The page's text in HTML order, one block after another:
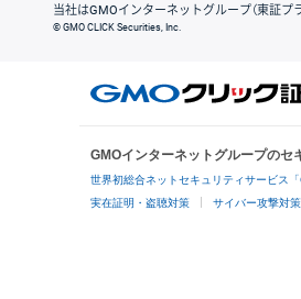
当社はGMOインターネットグループ（東証プ
© GMO CLICK Securities, Inc.
GMOインターネットグループのセ
世界初総合ネットセキュリティサービス「
実在証明・盗聴対策 サイバー攻撃対